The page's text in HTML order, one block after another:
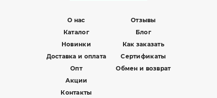
О нас
Каталог
Новинки
Доставка и оплата
Опт
Акции
Контакты
Отзывы
Блог
Как заказать
Сертификаты
Обмен и возврат